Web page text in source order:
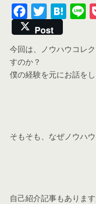
F
ac
e
b
o
T
w
itt
er
H
e
n
a
e
Post
今回は、ノウハウコレ
すのか？
僕の経験を元にお話をし
そもそも、なぜノウハ
自己紹介記事もありま